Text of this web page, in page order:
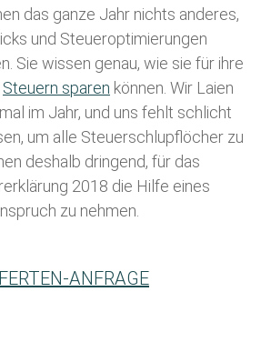
das ganze Jahr nichts anderes,
und Steueroptimierungen
Sie wissen genau, wie sie für ihre
Steuern sparen können. Wir Laien
im Jahr, und uns fehlt schlicht
um alle Steuerschlupflöcher zu
deshalb dringend, für das
2018 die Hilfe eines
zu nehmen.
ANFRAGE